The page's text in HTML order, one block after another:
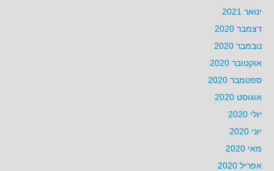
ינואר 2021
דצמבר 2020
נובמבר 2020
אוקטובר 2020
ספטמבר 2020
אוגוסט 2020
יולי 2020
יוני 2020
מאי 2020
אפריל 2020